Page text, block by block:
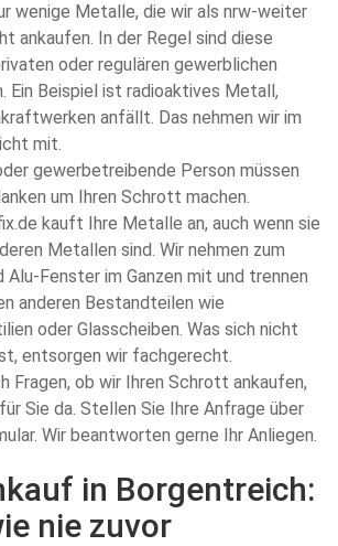
wenige Metalle, die wir als nrw-weiter
ankaufen. In der Regel sind diese
oder regulären gewerblichen
Ein Beispiel ist radioaktives Metall,
anfällt. Das nehmen wir im
mit.
gewerbetreibende Person müssen
um Ihren Schrott machen.
kauft Ihre Metalle an, auch wenn sie
Metallen sind. Wir nehmen zum
Alu-Fenster im Ganzen mit und trennen
anderen Bestandteilen wie
oder Glasscheiben. Was sich nicht
entsorgen wir fachgerecht.
Fragen, ob wir Ihren Schrott ankaufen,
Sie da. Stellen Sie Ihre Anfrage über
Wir beantworten gerne Ihr Anliegen.
in Borgentreich:
nie zuvor